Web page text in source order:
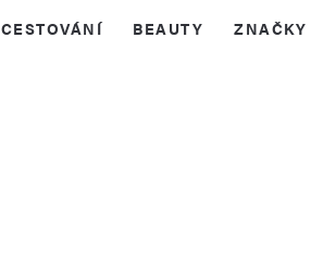
CESTOVÁNÍ BEAUTY ZNAČKY